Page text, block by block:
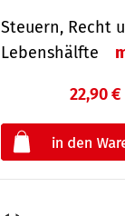
Steuern, Recht
Lebenshälfte
22,90 €